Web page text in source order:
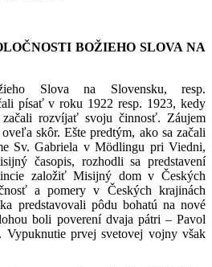
BOŽIEHO SLOVA NA
Slova na Slovensku, resp.
písať v roku 1922 resp. 1923, kedy
rozvíjať svoju činnosť. Záujem
skôr. Ešte predtým, ako sa začali
Sv. Gabriela v Mödlingu pri Viedni,
časopis, rozhodli sa predstavení
založiť Misijný dom v Českých
a pomery v Českých krajinách
predstavovali pôdu bohatú na nové
boli poverení dvaja pátri – Pavol
Vypuknutie prvej svetovej vojny však